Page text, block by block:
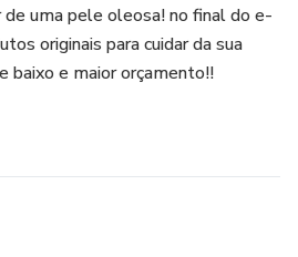
de uma pele oleosa! no final do e-
originais para cuidar da sua
baixo e maior orçamento!!